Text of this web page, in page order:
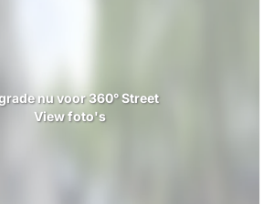
nu voor 360° Street
View foto's